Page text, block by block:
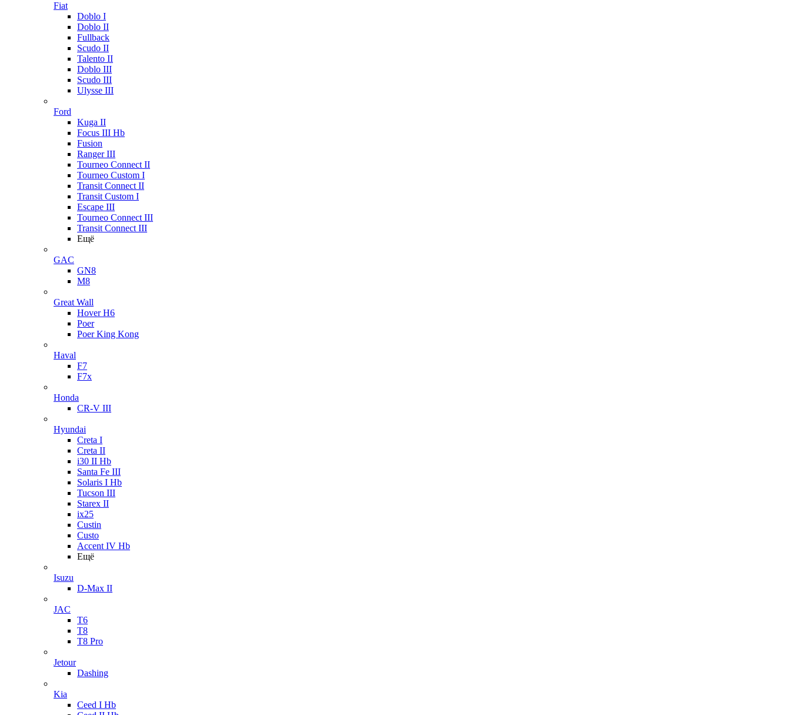
Fiat
Doblo I
Doblo II
Fullback
Scudo II
Talento II
Doblo III
Scudo III
Ulysse III
Ford
Kuga II
Focus III Hb
Fusion
Ranger III
Tourneo Connect II
Tourneo Custom I
Transit Connect II
Transit Custom I
Escape III
Tourneo Connect III
Transit Connect III
Ещё
GAC
GN8
M8
Great Wall
Hover H6
Poer
Poer King Kong
Haval
F7
F7x
Honda
CR-V III
Hyundai
Creta I
Creta II
i30 II Hb
Santa Fe III
Solaris I Hb
Tucson III
Starex II
ix25
Custin
Custo
Accent IV Hb
Ещё
Isuzu
D-Max II
JAC
T6
T8
T8 Pro
Jetour
Dashing
Kia
Ceed I Hb